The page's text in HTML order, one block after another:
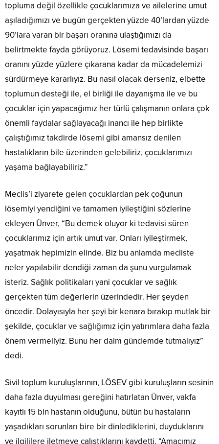
topluma değil özellikle çocuklarımıza ve ailelerine umut
aşıladığımızı ve bugün gerçekten yüzde 40’lardan yüzde
90’lara varan bir başarı oranına ulaştığımızı da
belirtmekte fayda görüyoruz. Lösemi tedavisinde başarı
oranını yüzde yüzlere çıkarana kadar da mücadelemizi
sürdürmeye kararlıyız. Bu nasıl olacak derseniz, elbette
toplumun desteği ile, el birliği ile dayanışma ile ve bu
çocuklar için yapacağımız her türlü çalışmanın onlara çok
önemli faydalar sağlayacağı inancı ile hep birlikte
çalıştığımız takdirde lösemi gibi amansız denilen
hastalıkların bile üzerinden gelebiliriz, çocuklarımızı
yaşama bağlayabiliriz.”
Meclis’i ziyarete gelen çocuklardan pek çoğunun
lösemiyi yendiğini ve tamamen iyileştiğini sözlerine
ekleyen Ünver, “Bu demek oluyor ki tedavisi süren
çocuklarımız için artık umut var. Onları iyileştirmek,
yaşatmak hepimizin elinde. Biz bu anlamda mecliste
neler yapılabilir dendiği zaman da şunu vurgulamak
isteriz. Sağlık politikaları yani çocuklar ve sağlık
gerçekten tüm değerlerin üzerindedir. Her şeyden
öncedir. Dolayısıyla her şeyi bir kenara bırakıp mutlak bir
şekilde, çocuklar ve sağlığımız için yatırımlara daha fazla
önem vermeliyiz. Bunu her daim gündemde tutmalıyız”
dedi.
Sivil toplum kuruluşlarının, LÖSEV gibi kuruluşların sesinin
daha fazla duyulması gereğini hatırlatan Ünver, vakfa
kayıtlı 15 bin hastanın olduğunu, bütün bu hastaların
yaşadıkları sorunları bire bir dinlediklerini, duyduklarını
ve ilgililere iletmeye çalıştıklarını kaydetti. “Amacımız